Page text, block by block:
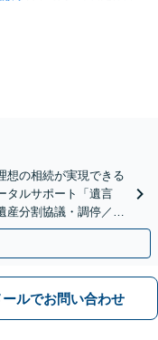
想の相続が実現できる
タルサポート「遺言
産分割協議・調停／不
オ面談対応】
ールでお問い合わせ